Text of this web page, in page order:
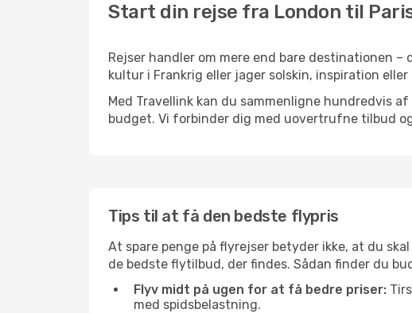
Start din rejse fra London til
Rejser handler om mere end bare destinationen
kultur i Frankrig eller jager solskin, inspiration
Med Travellink kan du sammenligne hundredvis
budget. Vi forbinder dig med uovertrufne tilbud
Tips til at få den bedste flypris
At spare penge på flyrejser betyder ikke, at du
de bedste flytilbud, der findes. Sådan finder du
Flyv midt på ugen for at få bedre priser:
med spidsbelastning.